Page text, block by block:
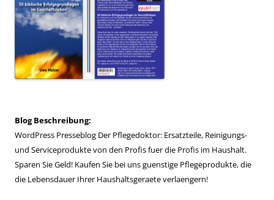
Blog Beschreibung:
WordPress Presseblog Der Pflegedoktor: Ersatzteile, Reinigungs-
und Serviceprodukte von den Profis fuer die Profis im Haushalt.
Sparen Sie Geld! Kaufen Sie bei uns guenstige Pflegeprodukte, die
die Lebensdauer Ihrer Haushaltsgeraete verlaengern!